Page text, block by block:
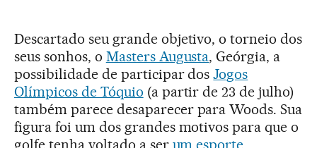
Descartado seu grande objetivo, o torneio dos
seus sonhos, o Masters Augusta, Geórgia, a
possibilidade de participar dosJogos
Olímpicos de Tóquio (a partir de 23 de julho)
também parece desaparecer para Woods. Sua
figura foi um dos grandes motivos para que o
golfe tenha voltado a ser um esporte